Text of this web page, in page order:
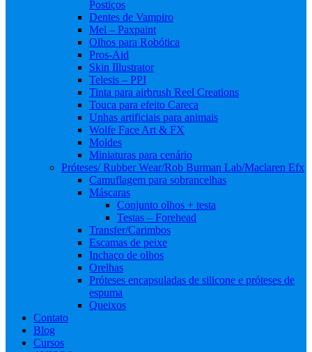
Postiços
Dentes de Vampiro
Mel – Paxpaint
Olhos para Robótica
Pros-Aid
Skin Illustrator
Telesis – PPI
Tinta para airbrush Reel Creations
Touca para efeito Careca
Unhas artificiais para animais
Wolfe Face Art & FX
Moldes
Miniaturas para cenário
Próteses/ Rubber Wear/Rob Burman Lab/Maclaren Efx
Camuflagem para sobrancelhas
Máscaras
Conjunto olhos + testa
Testas – Forehead
Transfer/Carimbos
Escamas de peixe
Inchaço de olhos
Orelhas
Próteses encapsuladas de silicone e próteses de
espuma
Queixos
Contato
Blog
Cursos